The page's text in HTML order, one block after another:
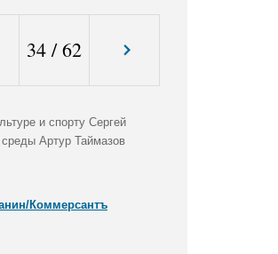
34/62
и спорту Сергей
Артур Таймазов
Коммерсантъ